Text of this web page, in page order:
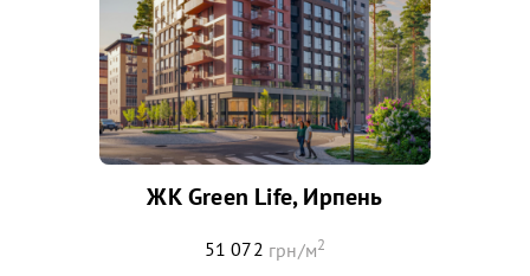
ЖК Green Life, Ирпень
51 072 грн/м2